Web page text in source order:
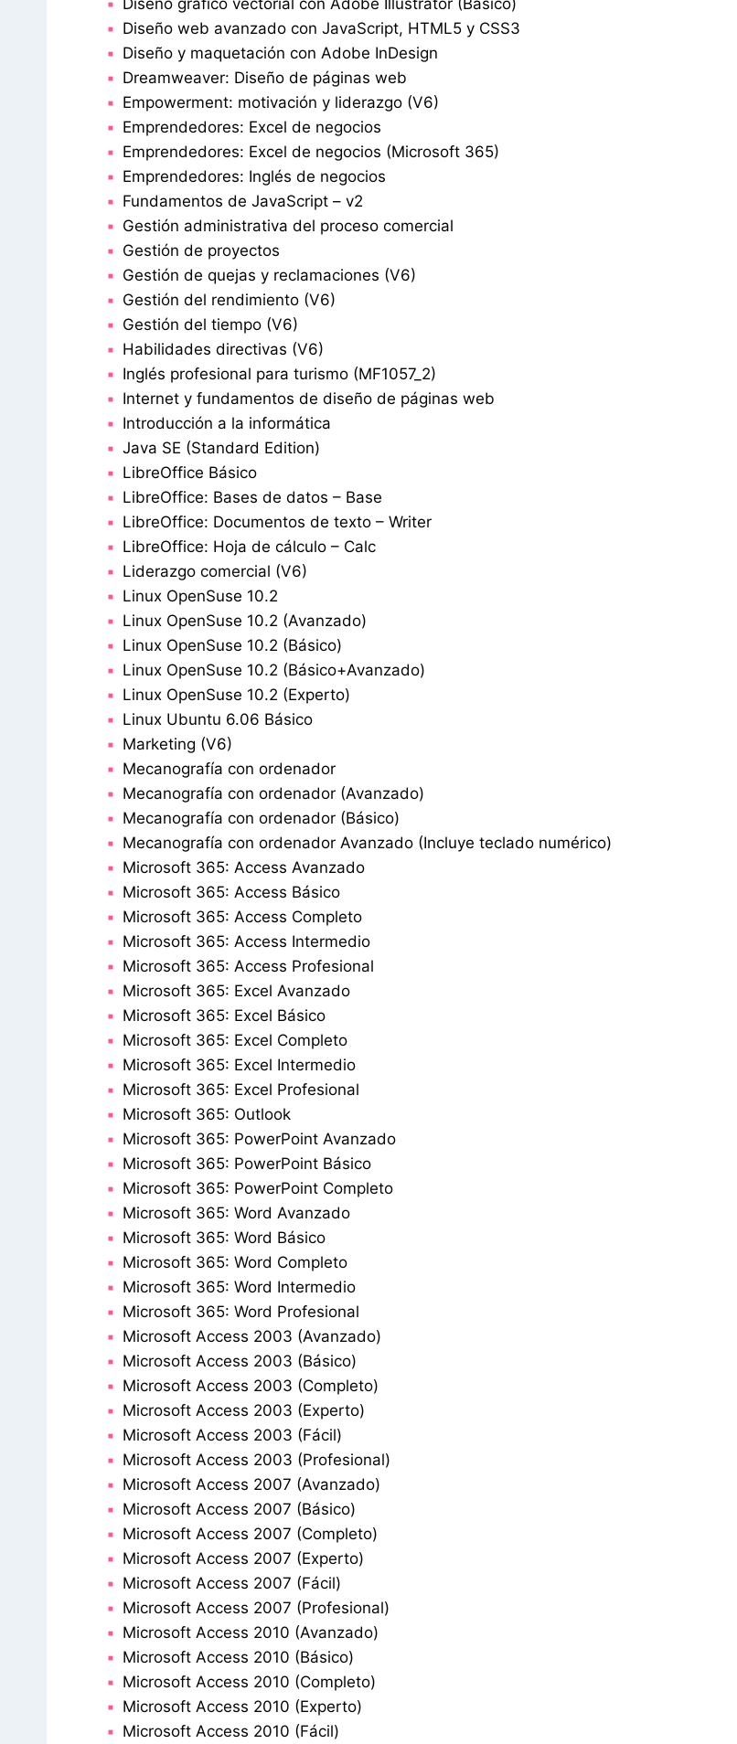
Diseño gráfico vectorial con Adobe Illustrator (Básico)
Diseño web avanzado con JavaScript, HTML5 y CSS3
Diseño y maquetación con Adobe InDesign
Dreamweaver: Diseño de páginas web
Empowerment: motivación y liderazgo (V6)
Emprendedores: Excel de negocios
Emprendedores: Excel de negocios (Microsoft 365)
Emprendedores: Inglés de negocios
Fundamentos de JavaScript – v2
Gestión administrativa del proceso comercial
Gestión de proyectos
Gestión de quejas y reclamaciones (V6)
Gestión del rendimiento (V6)
Gestión del tiempo (V6)
Habilidades directivas (V6)
Inglés profesional para turismo (MF1057_2)
Internet y fundamentos de diseño de páginas web
Introducción a la informática
Java SE (Standard Edition)
LibreOffice Básico
LibreOffice: Bases de datos – Base
LibreOffice: Documentos de texto – Writer
LibreOffice: Hoja de cálculo – Calc
Liderazgo comercial (V6)
Linux OpenSuse 10.2
Linux OpenSuse 10.2 (Avanzado)
Linux OpenSuse 10.2 (Básico)
Linux OpenSuse 10.2 (Básico+Avanzado)
Linux OpenSuse 10.2 (Experto)
Linux Ubuntu 6.06 Básico
Marketing (V6)
Mecanografía con ordenador
Mecanografía con ordenador (Avanzado)
Mecanografía con ordenador (Básico)
Mecanografía con ordenador Avanzado (Incluye teclado numérico)
Microsoft 365: Access Avanzado
Microsoft 365: Access Básico
Microsoft 365: Access Completo
Microsoft 365: Access Intermedio
Microsoft 365: Access Profesional
Microsoft 365: Excel Avanzado
Microsoft 365: Excel Básico
Microsoft 365: Excel Completo
Microsoft 365: Excel Intermedio
Microsoft 365: Excel Profesional
Microsoft 365: Outlook
Microsoft 365: PowerPoint Avanzado
Microsoft 365: PowerPoint Básico
Microsoft 365: PowerPoint Completo
Microsoft 365: Word Avanzado
Microsoft 365: Word Básico
Microsoft 365: Word Completo
Microsoft 365: Word Intermedio
Microsoft 365: Word Profesional
Microsoft Access 2003 (Avanzado)
Microsoft Access 2003 (Básico)
Microsoft Access 2003 (Completo)
Microsoft Access 2003 (Experto)
Microsoft Access 2003 (Fácil)
Microsoft Access 2003 (Profesional)
Microsoft Access 2007 (Avanzado)
Microsoft Access 2007 (Básico)
Microsoft Access 2007 (Completo)
Microsoft Access 2007 (Experto)
Microsoft Access 2007 (Fácil)
Microsoft Access 2007 (Profesional)
Microsoft Access 2010 (Avanzado)
Microsoft Access 2010 (Básico)
Microsoft Access 2010 (Completo)
Microsoft Access 2010 (Experto)
Microsoft Access 2010 (Fácil)